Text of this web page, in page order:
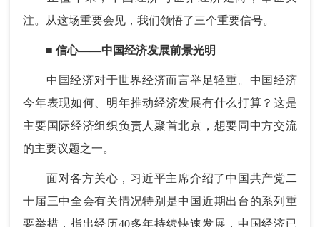
注。从这场重要会见，我们领悟了三个重要信号。
■ 信心——中国经济发展前景光明
中国经济对于世界经济而言举足轻重。中国经济
今年表现如何、明年推动经济发展有什么打算？这是
主要国际经济组织负责人聚首北京，想要同中方交流
的主要议题之一。
面对各方关心，习近平主席介绍了中国共产党二
十届三中全会有关情况特别是中国近期出台的系列重
要举措，指出经历40多年持续快速发展，中国经济已